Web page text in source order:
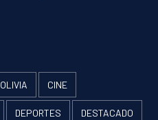
CINE
DEPORTES DESTACADO